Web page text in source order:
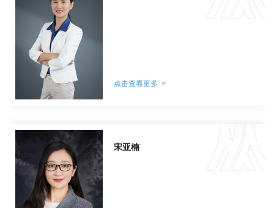
点击查看更多 >
宋亚楠